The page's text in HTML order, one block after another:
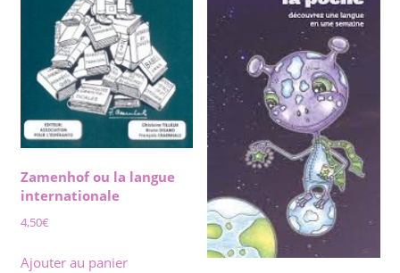
Zamenhof ou la langue
internationale
4,50€
Ajouter au panier